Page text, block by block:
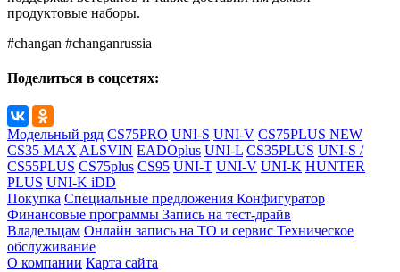
продуктовые наборы.
#changan #changanrussia
Поделиться в соцсетях:
Модельный ряд CS75PRO UNI-S UNI-V CS75PLUS NEW
CS35 MAX ALSVIN EADOplus UNI-L CS35PLUS UNI-S /
CS55PLUS CS75plus CS95 UNI-T UNI-V UNI-K HUNTER
PLUS UNI-K iDD
Покупка Специальные предложения Конфигуратор
Финансовые программы Запись на тест-драйв
Владельцам Онлайн запись на ТО и сервис Техническое
обслуживание
О компании Карта сайта